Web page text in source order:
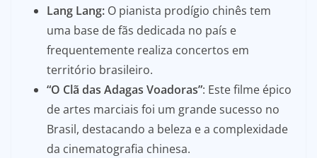
Lang Lang: O pianista prodígio chinês tem
uma base de fãs dedicada no país e
frequentemente realiza concertos em
território brasileiro.
“O Clã das Adagas Voadoras”: Este filme épico
de artes marciais foi um grande sucesso no
Brasil, destacando a beleza e a complexidade
da cinematografia chinesa.